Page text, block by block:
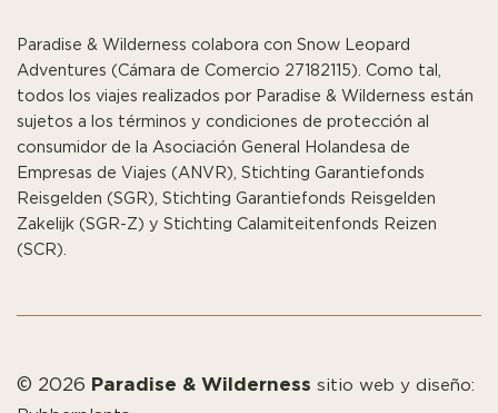
Paradise & Wilderness colabora con Snow Leopard
Adventures (Cámara de Comercio 27182115). Como tal,
todos los viajes realizados por Paradise & Wilderness están
sujetos a los términos y condiciones de protección al
consumidor de la Asociación General Holandesa de
Empresas de Viajes (ANVR), Stichting Garantiefonds
Reisgelden (SGR), Stichting Garantiefonds Reisgelden
Zakelijk (SGR-Z) y Stichting Calamiteitenfonds Reizen
(SCR).
© 2026 Paradise & Wilderness sitio web y diseño: